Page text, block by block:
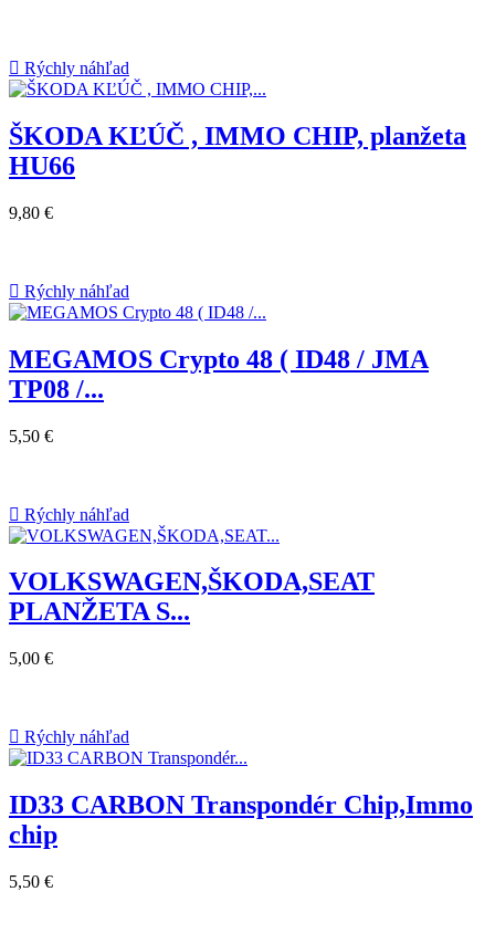
 Rýchly náhľad
ŠKODA KĽÚČ , IMMO CHIP, planžeta
HU66
9,80 €
 Rýchly náhľad
MEGAMOS Crypto 48 ( ID48 / JMA
TP08 /...
5,50 €
 Rýchly náhľad
VOLKSWAGEN,ŠKODA,SEAT
PLANŽETA S...
5,00 €
 Rýchly náhľad
ID33 CARBON Transpondér Chip,Immo
chip
5,50 €